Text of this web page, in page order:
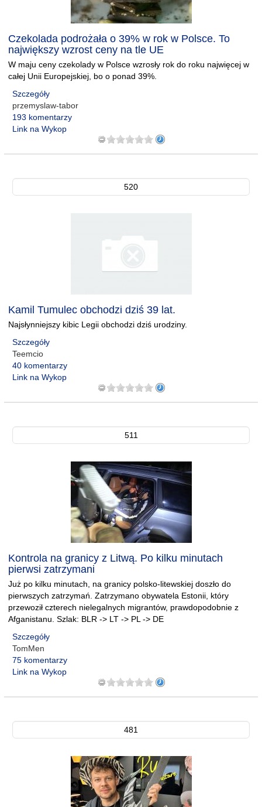
Czekolada podrożała o 39% w rok w Polsce. To
największy wzrost ceny na tle UE
W maju ceny czekolady w Polsce wzrosły rok do roku najwięcej w
całej Unii Europejskiej, bo o ponad 39%.
Szczegóły
przemyslaw-tabor
193 komentarzy
Link na Wykop
520
Kamil Tumulec obchodzi dziś 39 lat.
Najsłynniejszy kibic Legii obchodzi dziś urodziny.
Szczegóły
Teemcio
40 komentarzy
Link na Wykop
511
Kontrola na granicy z Litwą. Po kilku minutach
pierwsi zatrzymani
Już po kilku minutach, na granicy polsko-litewskiej doszło do
pierwszych zatrzymań. Zatrzymano obywatela Estonii, który
przewoził czterech nielegalnych migrantów, prawdopodobnie z
Afganistanu. Szlak: BLR -> LT -> PL -> DE
Szczegóły
TomMen
75 komentarzy
Link na Wykop
481